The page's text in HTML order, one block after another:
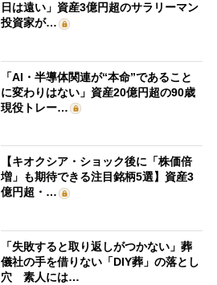
日は遠い」資産3億円超のサラリーマン
投資家が…
「AI・半導体関連が“本命”であること
に変わりはない」資産20億円超の90歳
現役トレー…
【キオクシア・ショック後に「株価倍
増」も期待できる注目銘柄5選】資産3
億円超・…
「失敗すると取り返しがつかない」葬
儀社の手を借りない「DIY葬」の落とし
穴 素人には…